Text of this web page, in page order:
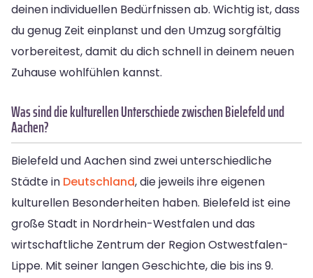
deinen individuellen Bedürfnissen ab. Wichtig ist, dass
du genug Zeit einplanst und den Umzug sorgfältig
vorbereitest, damit du dich schnell in deinem neuen
Zuhause wohlfühlen kannst.
Was sind die kulturellen Unterschiede zwischen Bielefeld und
Aachen?
Bielefeld und Aachen sind zwei unterschiedliche
Städte in Deutschland, die jeweils ihre eigenen
kulturellen Besonderheiten haben. Bielefeld ist eine
große Stadt in Nordrhein-Westfalen und das
wirtschaftliche Zentrum der Region Ostwestfalen-
Lippe. Mit seiner langen Geschichte, die bis ins 9.